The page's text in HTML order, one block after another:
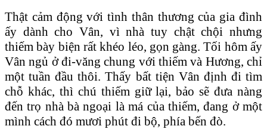
Thật cảm động với tình thân thương của gia đình
ấy dành cho Vân, vì nhà tuy chật chội nhưng
thiếm bày biện rất khéo léo, gọn gàng. Tối hôm ấy
Vân ngủ ở đi-văng chung với thiếm và Hương, chỉ
một tuần đầu thôi. Thấy bất tiện Vân định đi tìm
chỗ khác, thì chú thiếm giữ lại, bảo sẽ đưa nàng
đến trọ nhà bà ngoại là má của thiếm, đang ở một
mình cách đó mươi phút đi bộ, phía bến đò.